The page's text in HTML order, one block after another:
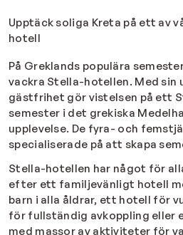
Upptäck soliga Kreta på ett av
hotell
På Greklands populära
vackra Stella-hotellen. Med sin
gästfrihet gör vistelsen på ett
semester i det grekiska
upplevelse. De fyra- och
specialiserade på att skapa
Stella-hotellen har något för
efter ett familjevänligt hotell
barn i alla åldrar, ett hotell för
för fullständig avkoppling eller
med massor av aktiviteter för